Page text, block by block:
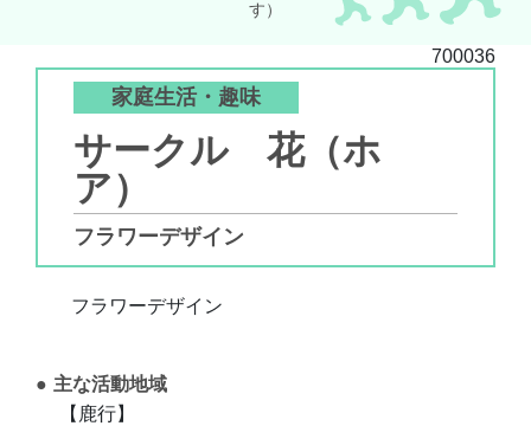
す）
700036
家庭生活・趣味
サークル 花（ホ
ア）
フラワーデザイン
フラワーデザイン
主な活動地域
【鹿行】